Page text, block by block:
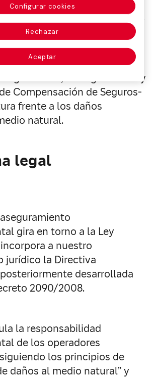
del sector
fuerzas y capacidades, y
Pool Español de Riesgos
(PERM). Desde entonces
de Interés Económico -
reaseguradoras y
Compensación de Seguros-
frente a los daños
natural.
legal
gira en torno a la Ley
a nuestro
jurídico la Directiva
desarrollada
2090/2008.
la responsabilidad
de los operadores
los principios de
daños al medio natural” y
Configurar cookies
Rechazar
Aceptar